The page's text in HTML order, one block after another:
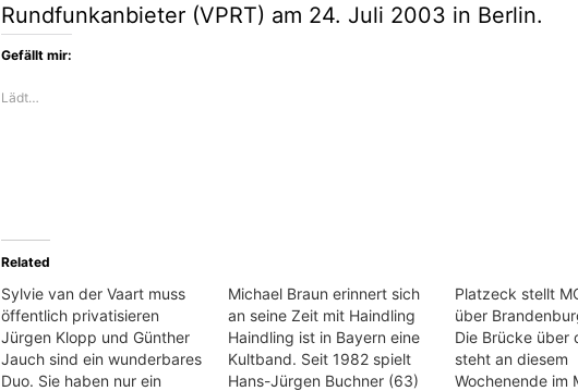
Rundfunkanbieter (VPRT) am 24. Juli 2003 in Berlin.
Gefällt mir:
Lädt…
Related
Sylvie van der Vaart muss
öffentlich privatisieren
Jürgen Klopp und Günther
Jauch sind ein wunderbares
Duo. Sie haben nur ein
Michael Braun erinnert sich
an seine Zeit mit Haindling
Haindling ist in Bayern eine
Kultband. Seit 1982 spielt
Hans-Jürgen Buchner (63)
Platzeck stellt
über
Die Brücke über
steht an diesem
Wochenende im